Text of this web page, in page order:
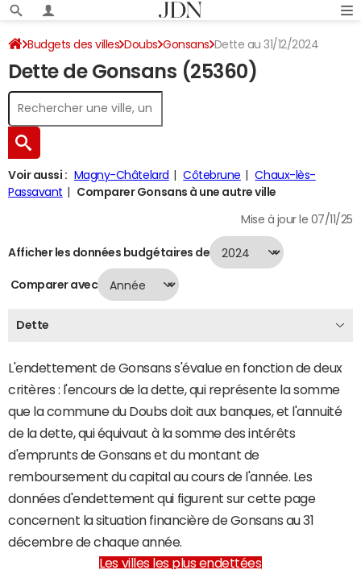
Budgets des villes Doubs Gonsans Dette au 31/12/2024
Dette de Gonsans (25360)
Voir aussi : Magny-Châtelard Côtebrune
Chaux-lès-
Passavant
Comparer Gonsans à une autre ville
Mise à jour le 07/11/25
Afficher les données budgétaires de
Comparer avec
Dette
L'endettement de Gonsans s'évalue en fonction de deux
critères : l'encours de la dette, qui représente la somme
que la commune du Doubs doit aux banques, et l'annuité
de la dette, qui équivaut à la somme des intérêts
d'emprunts de Gonsans et du montant de
remboursement du capital au cours de l'année. Les
données d'endettement qui figurent sur cette page
concernent la situation financière de Gonsans au 31
décembre de chaque année.
Les villes les plus endettées